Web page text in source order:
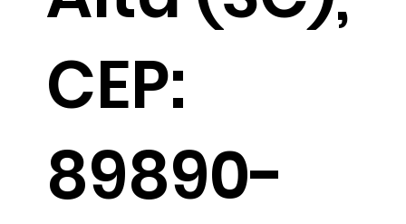
CEP:
89890-